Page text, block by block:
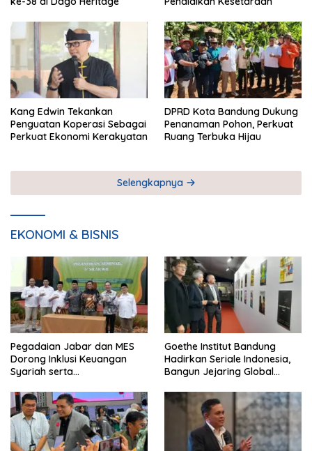
Kang Edwin Tekankan
Penguatan Koperasi Sebagai
Perkuat Ekonomi Kerakyatan
DPRD Kota Bandung Dukung
Penanaman Pohon, Perkuat
Ruang Terbuka Hijau
Selengkapnya
EKONOMI & BISNIS
Pegadaian Jabar dan MES
Dorong Inklusi Keuangan
Syariah serta
Goethe Institut Bandung
Hadirkan Seriale Indonesia,
Bangun Jejaring Global